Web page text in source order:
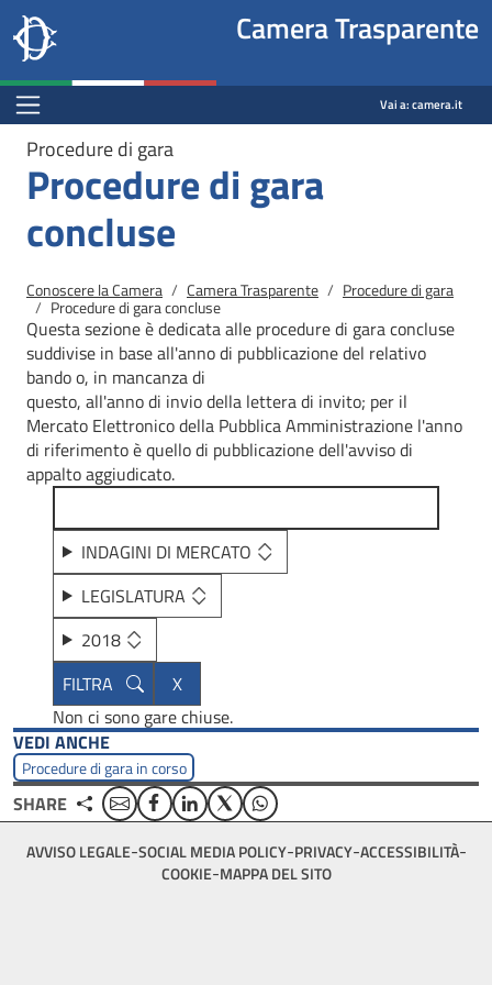
Salta al contenuto principale
Salta al menu di navigazione
Site
header
block
Camera dei deputati
Camera Trasparente
Menu Bar block
Vai a:camera.it
Procedure di gara
Procedure di gara
concluse
Briciole di pane
Conoscere la Camera Camera Trasparente Procedure di gara
Procedure di gara concluse
Questa sezione è dedicata alle procedure di gara concluse
suddivise in base all'anno di pubblicazione del relativo
bando o, in mancanza di
questo, all'anno di invio della lettera di invito; per il
Mercato Elettronico della Pubblica Amministrazione l'anno
di riferimento è quello di pubblicazione dell'avviso di
appalto aggiudicato.
INDAGINI DI MERCATO
LEGISLATURA
2018
Non ci sono gare chiuse.
VEDI ANCHE
Procedure di gara in corso
SHARE EmailFacebookLinkedinTwitterWhatsApp
Footer
bottom
AVVISO LEGALE SOCIAL MEDIA POLICY PRIVACY ACCESSIBILITÀ
COOKIE MAPPA DEL SITO
Fine pagina
Salta al contenuto principale
Salta al menu di navigazione
Vai a inizio pagina